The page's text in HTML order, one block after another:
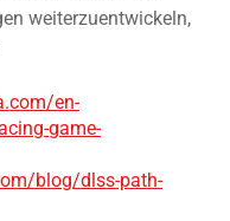
weiterzuentwickeln,
en-
game-
blog/dlss-path-